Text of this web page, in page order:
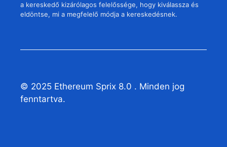
a kereskedő kizárólagos felelőssége, hogy kiválassza és
eldöntse, mi a megfelelő módja a kereskedésnek.
© 2025 Ethereum Sprix 8.0 . Minden jog
fenntartva.